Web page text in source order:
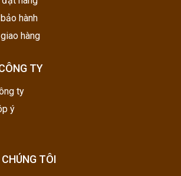
hành
hàng
TY
ty
ý
TÔI